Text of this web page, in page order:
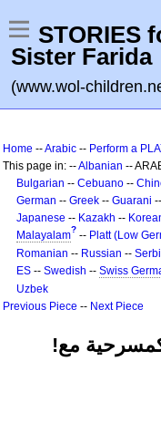
STORIES
Sister Farida
(www.wol-
Home --Arabic -- Perform a
This page in: --Albanian --
Bulgarian -- Cebuano --
German -- Greek -- Guarani --
Japanese -- Kazakh --
Malayalam? -- Platt (Low
Romanian -- Russian --
ES -- Swedish -- Swiss
Uzbek
Previous Piece -- Next Piece
!قصص تمثيلية -- إستعملها كمسرحية مع